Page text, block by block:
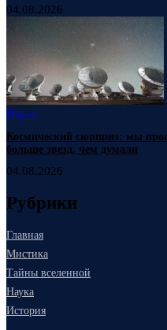
04.08.2026
Наука
Космический сюрприз: мы
больше звезд, чем думали
04.08.2026
Рубрики
Главная
Мистика
Тайны вселенной
Наука
История